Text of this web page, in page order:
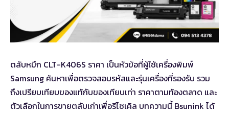
ตลับหมึก CLT-K406S ราคา เป็นหัวข้อที่ผู้ใช้เครื่องพิมพ์
Samsung ค้นหาเพื่อตรวจสอบรหัสและรุ่นเครื่องที่รองรับ รวม
ถึงเปรียบเทียบของแท้กับของเทียบเท่า ราคาตามท้องตลาด และ
ตัวเลือกในการขายตลับเก่าเพื่อรีไซเคิล บทความนี้ Bsunink ได้